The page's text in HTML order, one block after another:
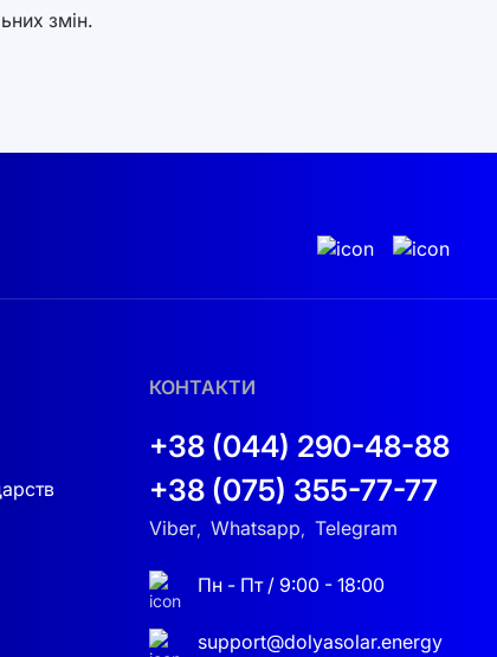
змін.
КОНТАКТИ
+38 (044) 290-48-88
+38 (075) 355-77-77
Viber, Whatsapp, Telegram
Пн - Пт / 9:00 - 18:00
support@dolyasolar.energy